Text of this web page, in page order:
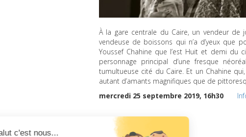
À la gare centrale du Caire, un vendeur
vendeuse de boissons qui n’a d’yeux que
Youssef Chahine que l’est Huit et demi du
personnage principal d’une fresque
tumultueuse cité du Caire. Et un Chahine
autant d’amants magnifiques que de
mercredi 25 septembre 2019, 16h30